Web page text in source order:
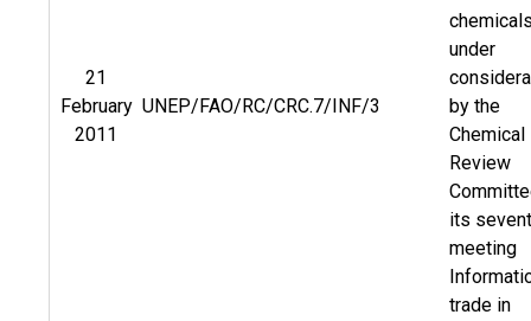
21
February
2011
UNEP/FAO/RC/CRC.7/INF/3
under
by the
Chemical
Review
its
meeting
trade in